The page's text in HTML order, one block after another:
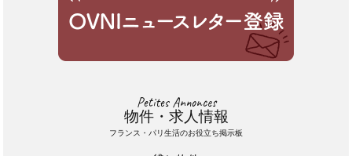
Petites Annonces
物件・求人情報
フランス・パリ生活のお役立ち掲示板